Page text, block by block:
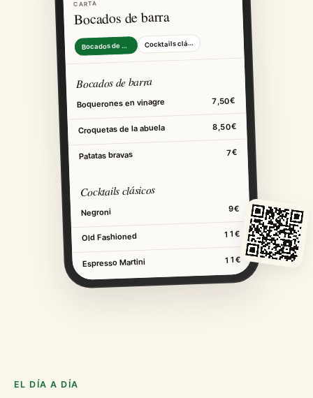
CARTA
Bocados de barra
Bocados de barra Cocktails clásicos
Bocados de barra
Boquerones en vinagre 7,50€
Croquetas de la abuela 8,50€
Patatas bravas 7€
Cocktails clásicos
Negroni 9€
Old Fashioned 11€
Espresso Martini 11€
EL DÍA A DÍA